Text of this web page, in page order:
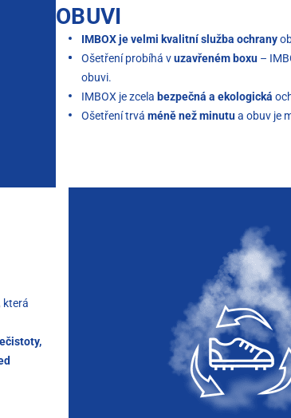
OBUVI
IMBOX je velmi kvalitní služba ochrany
Ošetření probíhá vuzavřeném boxu–
obuvi.
IMBOX je zcela bezpečná a ekologická
Ošetření trvá méně než minutua obuv je
která